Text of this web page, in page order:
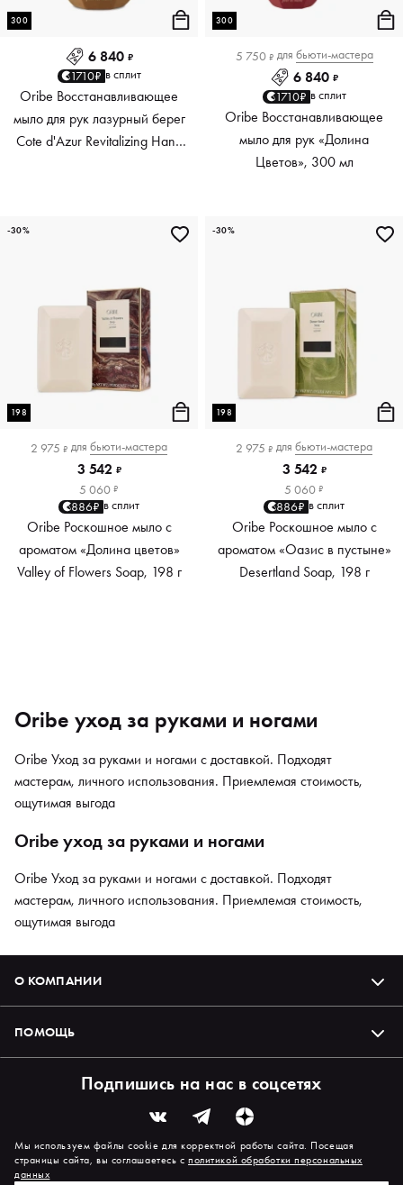
300
6 840 ₽
1710₽ в сплит
Oribe Восстанавливающее
мыло для рук лазурный берег
Cote d'Azur Revitalizing Hand
300
5 750 ₽ для бьюти-мастера
6 840 ₽
1710₽ в сплит
Oribe Восстанавливающее
мыло для рук «Долина
Цветов», 300 мл
198
2 975 ₽ для бьюти-мастера
3 542 ₽
5 060 ₽
886₽ в сплит
Oribe Роскошное мыло с
ароматом «Долина цветов»
Valley of Flowers Soap, 198 г
-30%
198
2 975 ₽ для бьюти-мастера
3 542 ₽
5 060 ₽
886₽ в сплит
Oribe Роскошное мыло с
ароматом «Оазис в пустыне»
Desertland Soap, 198 г
-30%
Oribe уход за руками и ногами
Oribe Уход за руками и ногами с доставкой. Подходят
мастерам, личного использования. Приемлемая стоимость,
ощутимая выгода
Oribe уход за руками и ногами
Oribe Уход за руками и ногами с доставкой. Подходят
мастерам, личного использования. Приемлемая стоимость,
ощутимая выгода
О КОМПАНИИ
ПОМОЩЬ
Подпишись на нас в соцсетях
Мы используем файлы cookie для корректной работы сайта. Посещая
страницы сайта, вы соглашаетесь сполитикой обработки персональных
данных